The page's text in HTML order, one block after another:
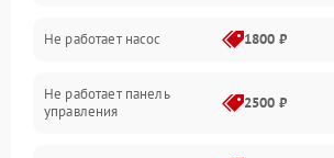
Вода
Гигиена
Программное обеспечение
Не работает насос 1800 ₽
Не работает панель
управления
2500 ₽